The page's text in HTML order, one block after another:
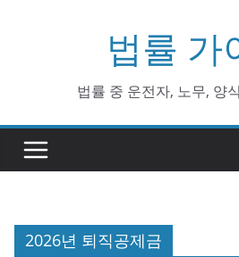
법률 가
법률 중 운전자, 노무, 양
2026년 퇴직공제금